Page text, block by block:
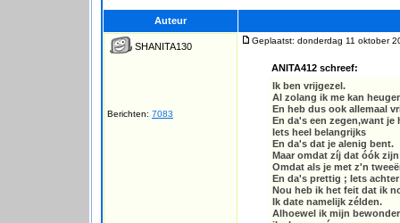
Auteur
SHANITA130
Berichten: 7083
Geplaatst: donderdag 11 oktober
ANITA412 schreef:
Ik ben vrijgezel.
Al zolang ik me kan
En heb dus ook allemaal
En da's een zegen,want je
Iets heel belangrijks
En da's dat je alenig bent.
Maar omdat zíj dat óók
Omdat als je met z'n
En da's prettig ; Iets
Nou heb ik het feit dat ik
Ik date namelijk zélden.
Alhoewel ik mijn